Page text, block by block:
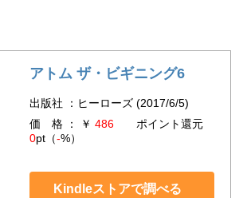
アトム ザ・ビギニング6
出版社 ：ヒーローズ (2017/6/5)
価 格 ： ￥ 486ポイント還元
0pt（-%）
Kindleストアで調べる